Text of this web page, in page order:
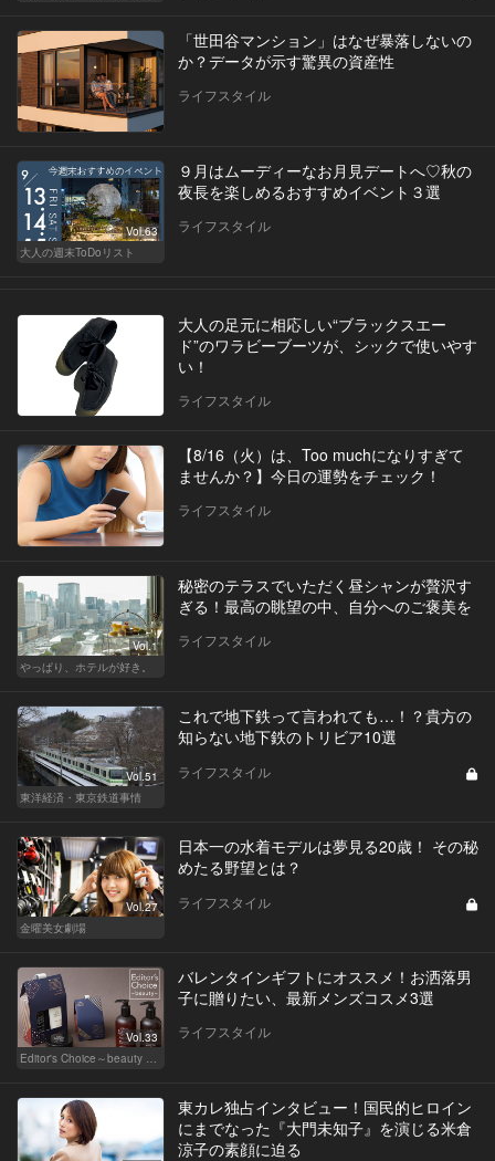
「世田谷マンション」はなぜ暴落しないの
か？データが示す驚異の資産性
ライフスタイル
Vol.63
大人の週末ToDoリスト
９月はムーディーなお月見デートへ♡秋の
夜長を楽しめるおすすめイベント３選
ライフスタイル
大人の足元に相応しい“ブラックスエー
ド”のワラビーブーツが、シックで使いやす
い！
ライフスタイル
【8/16（火）は、Too muchになりすぎて
ませんか？】今日の運勢をチェック！
ライフスタイル
Vol.1
やっぱり、ホテルが好き。
秘密のテラスでいただく昼シャンが贅沢す
ぎる！最高の眺望の中、自分へのご褒美を
ライフスタイル
Vol.51
東洋経済・東京鉄道事情
これで地下鉄って言われても…！？貴方の
知らない地下鉄のトリビア10選
ライフスタイル
Vol.27
金曜美女劇場
日本一の水着モデルは夢見る20歳！ その秘
めたる野望とは？
ライフスタイル
Vol.33
Editor's Choice～beauty & wellness～
バレンタインギフトにオススメ！お洒落男
子に贈りたい、最新メンズコスメ3選
ライフスタイル
東カレ独占インタビュー！国民的ヒロイン
にまでなった『大門未知子』を演じる米倉
涼子の素顔に迫る